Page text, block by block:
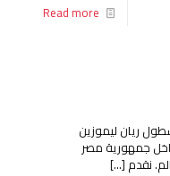
Read more
ريان ليموزين
جمهورية مصر
نقدم […]